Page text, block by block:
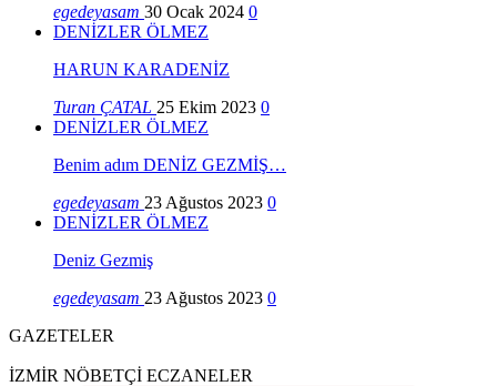
egedeyasam 30 Ocak 2024 0
DENİZLER ÖLMEZ
HARUN KARADENİZ
Turan ÇATAL 25 Ekim 2023 0
DENİZLER ÖLMEZ
Benim adım DENİZ GEZMİŞ…
egedeyasam 23 Ağustos 2023 0
DENİZLER ÖLMEZ
Deniz Gezmiş
egedeyasam 23 Ağustos 2023 0
GAZETELER
İZMİR NÖBETÇİ ECZANELER